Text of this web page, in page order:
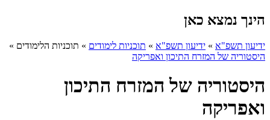
הינך נמצא כאן
ידיעון תשפ"א » ידיעון תשפ"א » תוכניות לימודים » תוכניות הלימודים »
היסטוריה של המזרח התיכון ואפריקה
היסטוריה של המזרח התיכון
ואפריקה